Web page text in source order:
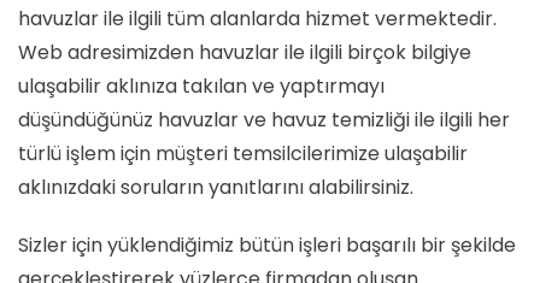
havuzlar ile ilgili tüm alanlarda hizmet vermektedir.
Web adresimizden havuzlar ile ilgili birçok bilgiye
ulaşabilir aklınıza takılan ve yaptırmayı
düşündüğünüz havuzlar ve havuz temizliği ile ilgili her
türlü işlem için müşteri temsilcilerimize ulaşabilir
aklınızdaki soruların yanıtlarını alabilirsiniz.
Sizler için yüklendiğimiz bütün işleri başarılı bir şekilde